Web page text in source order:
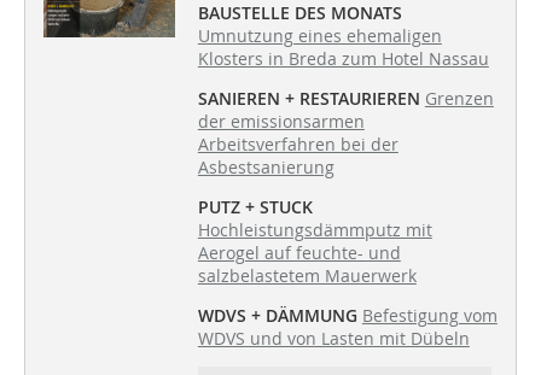
BAUSTELLE DES MONATS
Umnutzung eines ehemaligen
Klosters in Breda zum Hotel Nassau
SANIEREN + RESTAURIEREN Grenzen
der emissionsarmen
Arbeitsverfahren bei der
Asbestsanierung
PUTZ + STUCK
Hochleistungsdämmputz mit
Aerogel auf feuchte- und
salzbelastetem Mauerwerk
WDVS + DÄMMUNG Befestigung vom
WDVS und von Lasten mit Dübeln